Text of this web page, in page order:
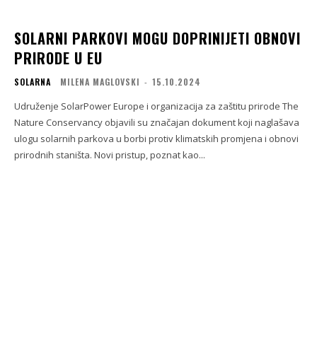
SOLARNI PARKOVI MOGU DOPRINIJETI OBNOVI
PRIRODE U EU
SOLARNA MILENA MAGLOVSKI - 15.10.2024
Udruženje SolarPower Europe i organizacija za zaštitu prirode The
Nature Conservancy objavili su značajan dokument koji naglašava
ulogu solarnih parkova u borbi protiv klimatskih promjena i obnovi
prirodnih staništa. Novi pristup, poznat kao...